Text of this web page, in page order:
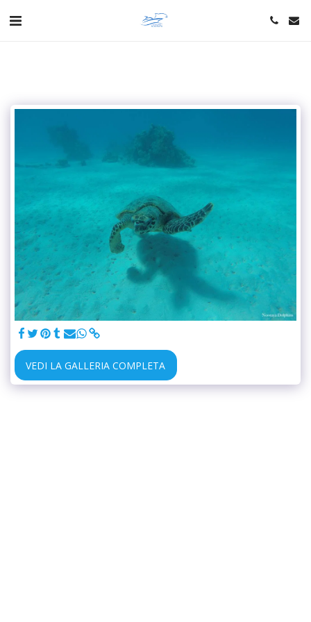
VEDI LA GALLERIA COMPLETA